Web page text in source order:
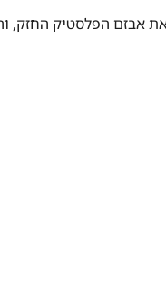
אבזם הפלסטיק החזק,